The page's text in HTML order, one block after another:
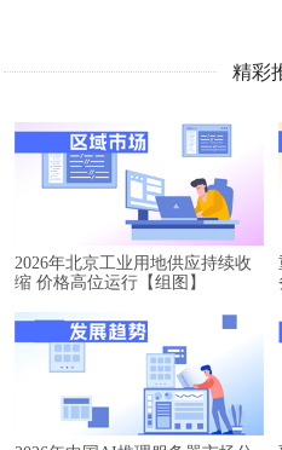
精彩
2026年北京工业用地供应持续收
缩 价格高位运行【组图】